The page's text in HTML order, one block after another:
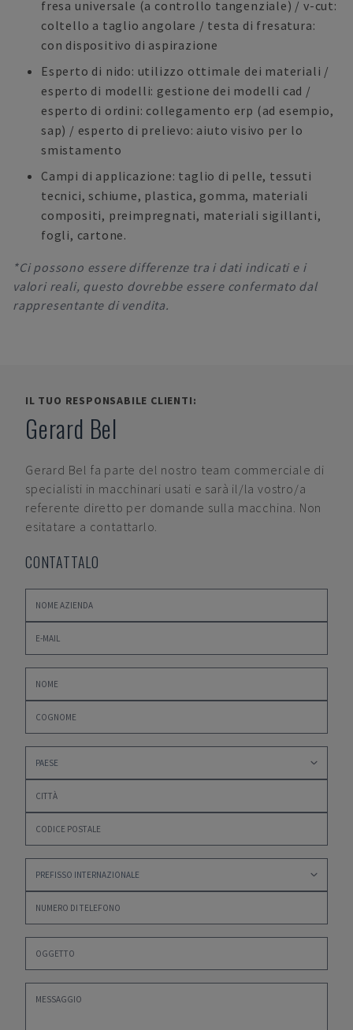
fresa universale (a controllo tangenziale) / v-cut:
coltello a taglio angolare / testa di fresatura:
con dispositivo di aspirazione
Esperto di nido: utilizzo ottimale dei materiali /
esperto di modelli: gestione dei modelli cad /
esperto di ordini: collegamento erp (ad esempio,
sap) / esperto di prelievo: aiuto visivo per lo
smistamento
Campi di applicazione: taglio di pelle, tessuti
tecnici, schiume, plastica, gomma, materiali
compositi, preimpregnati, materiali sigillanti,
fogli, cartone.
*Ci possono essere differenze tra i dati indicati e i
valori reali, questo dovrebbe essere confermato dal
rappresentante di vendita.
IL TUO RESPONSABILE CLIENTI:
Gerard Bel
Gerard Bel fa parte del nostro team commerciale di
specialisti in macchinari usati e sarà il/la vostro/a
referente diretto per domande sulla macchina. Non
esitatare a contattarlo.
CONTATTALO